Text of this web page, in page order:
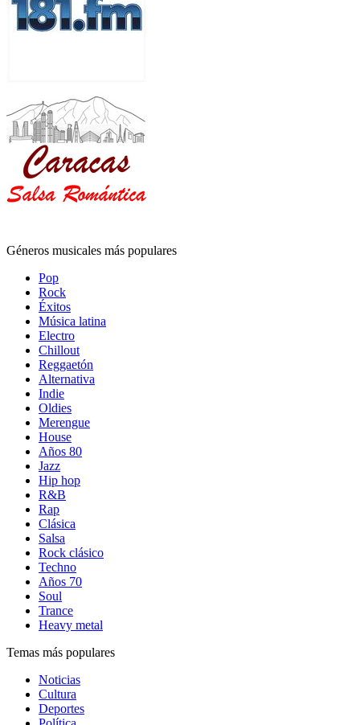
Géneros musicales más populares
Pop
Rock
Éxitos
Música latina
Electro
Chillout
Reggaetón
Alternativa
Indie
Oldies
Merengue
House
Años 80
Jazz
Hip hop
R&B
Rap
Clásica
Salsa
Rock clásico
Techno
Años 70
Soul
Trance
Heavy metal
Temas más populares
Noticias
Cultura
Deportes